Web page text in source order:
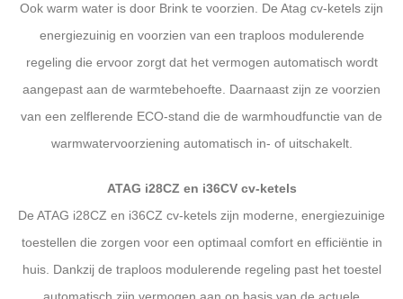
Ook warm water is door Brink te voorzien. De Atag cv-ketels zijn
energiezuinig en voorzien van een traploos modulerende
regeling die ervoor zorgt dat het vermogen automatisch wordt
aangepast aan de warmtebehoefte. Daarnaast zijn ze voorzien
van een zelflerende ECO-stand die de warmhoudfunctie van de
warmwatervoorziening automatisch in- of uitschakelt.
ATAG i28CZ en i36CV cv-ketels
De ATAG i28CZ en i36CZ cv-ketels zijn moderne, energiezuinige
toestellen die zorgen voor een optimaal comfort en efficiëntie in
huis. Dankzij de traploos modulerende regeling past het toestel